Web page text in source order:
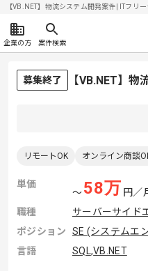
【VB.NET】物流システム開発案件| ITフ
企業の方 案件検索
募集終了 【VB.NET】
リモートOK オンライン商談
単価
〜58万 円／
職種
サーバーサイド
ポジション
SE (システムエ
言語
SQL ,VB.NET